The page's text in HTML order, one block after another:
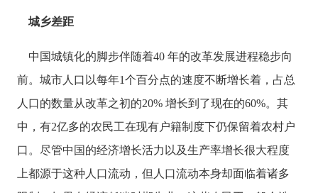
城乡差距
中国城镇化的脚步伴随着40 年的改革发展进程稳步向
前。城市人口以每年1个百分点的速度不断增长着，占总
人口的数量从改革之初的20% 增长到了现在的60%。其
中，有2亿多的农民工在现有户籍制度下仍保留着农村户
口。尽管中国的经济增长活力以及生产率增长很大程度
上都源于这种人口流动，但人口流动本身却面临着诸多